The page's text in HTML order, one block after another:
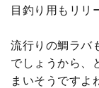
目釣り用もリリ
流行りの鯛ラバ
でしょうから、
まいそうですよ